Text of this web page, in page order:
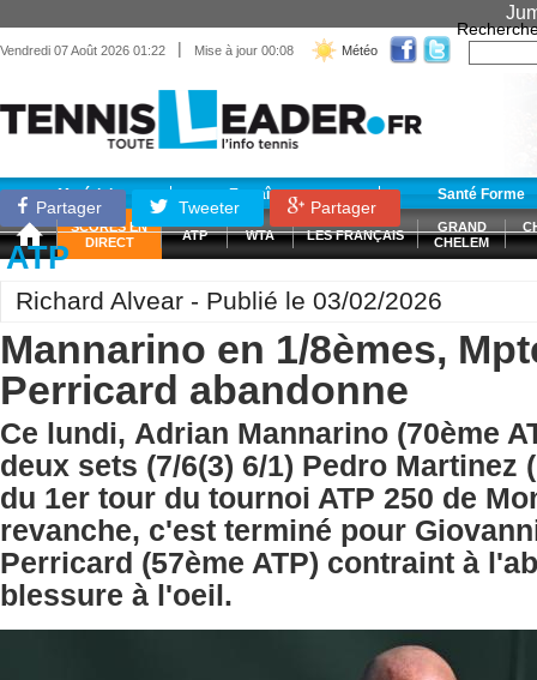
Vendredi 07 Août 2026 01:22 | Mise à jour 00:08 Météo
Matériel Entraînement Santé Forme
SCORES EN
DIRECT
ATP WTA LES FRANÇAIS
GRAND
CHELEM
Partager Tweeter Partager
ATP
Richard Alvear - Publié le 03/02/2026
Mannarino en 1/8èmes,
Perricard abandonne
Ce lundi, Adrian Mannarino (70ème
deux sets (7/6(3) 6/1) Pedro Martinez
du 1er tour du tournoi ATP 250 de
revanche, c'est terminé pour
Perricard (57ème ATP) contraint à
blessure à l'oeil.